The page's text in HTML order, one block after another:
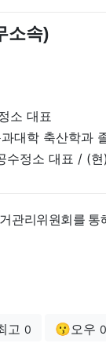
소속)
소 대표
대학 축산학과
수정소 대표 / (
관리위원회를
고 0 😗오우 0